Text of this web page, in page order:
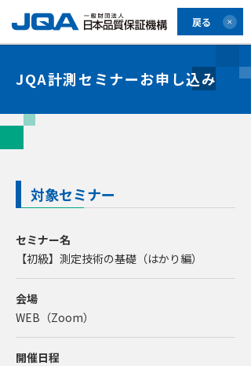
戻る
JQA計測セミナーお申し込み
対象セミナー
セミナー名
【初級】測定技術の基礎（はかり編）
会場
WEB（Zoom）
開催日程